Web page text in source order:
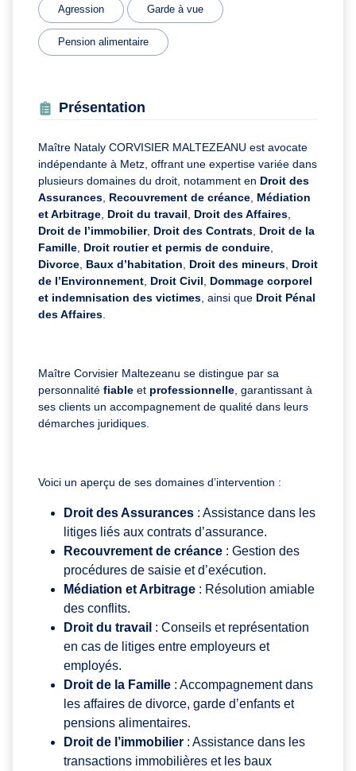
Agression Garde à vue
Pension alimentaire
Présentation
Maître Nataly CORVISIER MALTEZEANU est avocate
indépendante à Metz, offrant une expertise variée dans
plusieurs domaines du droit, notamment en Droit des
Assurances, Recouvrement de créance, Médiation
et Arbitrage, Droit du travail, Droit des Affaires,
Droit de l’immobilier, Droit des Contrats, Droit de la
Famille, Droit routier et permis de conduire,
Divorce, Baux d’habitation, Droit des mineurs, Droit
de l’Environnement, Droit Civil, Dommage corporel
et indemnisation des victimes, ainsi que Droit Pénal
des Affaires.
Maître Corvisier Maltezeanu se distingue par sa
personnalité fiable et professionnelle, garantissant à
ses clients un accompagnement de qualité dans leurs
démarches juridiques.
Voici un aperçu de ses domaines d’intervention :
Droit des Assurances : Assistance dans les
litiges liés aux contrats d’assurance.
Recouvrement de créance : Gestion des
procédures de saisie et d’exécution.
Médiation et Arbitrage : Résolution amiable
des conflits.
Droit du travail : Conseils et représentation
en cas de litiges entre employeurs et
employés.
Droit de la Famille : Accompagnement dans
les affaires de divorce, garde d’enfants et
pensions alimentaires.
Droit de l’immobilier : Assistance dans les
transactions immobilières et les baux